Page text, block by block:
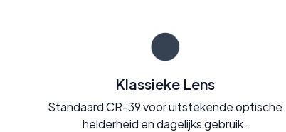
Klassieke Lens
Standaard CR-39 voor uitstekende optische
helderheid en dagelijks gebruik.